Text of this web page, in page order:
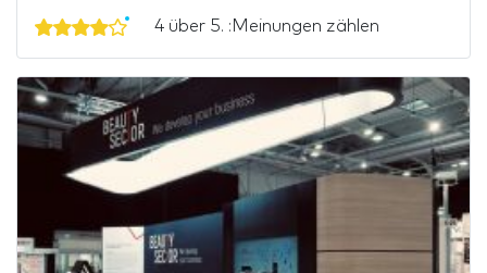
4 über 5. :Meinungen zählen